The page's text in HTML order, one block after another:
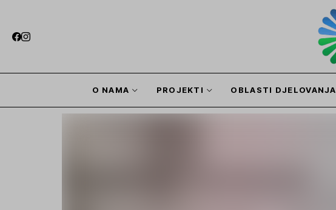
O NAMA PROJEKTI OBLASTI DJELOVANJA